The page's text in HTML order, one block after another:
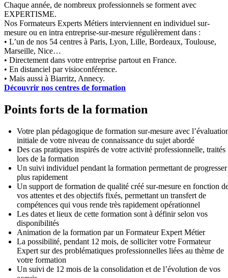
Chaque année, de nombreux professionnels se forment avec
EXPERTISME.
Nos Formateurs Experts Métiers interviennent en individuel sur-
mesure ou en intra entreprise-sur-mesure régulièrement dans :
• L’un de nos 54 centres à Paris, Lyon, Lille, Bordeaux, Toulouse,
Marseille, Nice…
• Directement dans votre entreprise partout en France.
• En distanciel par visioconférence.
• Mais aussi à Biarritz, Annecy.
Découvrir nos centres de formation
Points forts de la formation
Votre plan pédagogique de formation sur-mesure avec
initiale de votre niveau de connaissance du sujet abordé
Des cas pratiques inspirés de votre activité professionnelle, traités
lors de la formation
Un suivi individuel pendant la formation permettant de progresser
plus rapidement
Un support de formation de qualité créé sur-mesure en fonction
vos attentes et des objectifs fixés, permettant un transfert de
compétences qui vous rende très rapidement opérationnel
Les dates et lieux de cette formation sont à définir selon vos
disponibilités
Animation de la formation par un Formateur Expert Métier
La possibilité, pendant 12 mois, de solliciter votre Formateur
Expert sur des problématiques professionnelles liées au thème de
votre formation
Un suivi de 12 mois de la consolidation et de l’évolution de vos